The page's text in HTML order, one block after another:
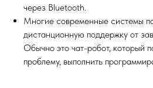
через Bluetooth.
Многие современные системы
дистанционную поддержку от
Обычно это чат-робот, который
проблему, выполнить